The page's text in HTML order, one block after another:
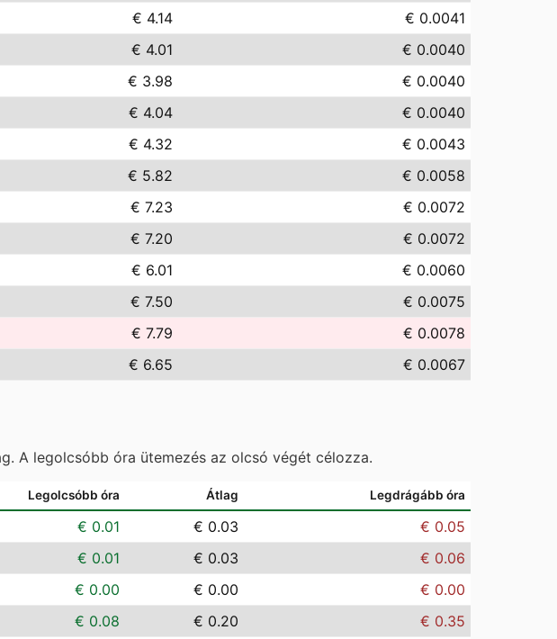
€ 4.14
€ 0.0041
€ 4.01
€ 0.0040
€ 3.98
€ 0.0040
€ 4.04
€ 0.0040
€ 4.32
€ 0.0043
€ 5.82
€ 0.0058
€ 7.23
€ 0.0072
€ 7.20
€ 0.0072
€ 6.01
€ 0.0060
€ 7.50
€ 0.0075
€ 7.79
€ 0.0078
€ 6.65 € 0.0067
A legolcsóbb óra ütemezés az olcsó végét célozza.
Legolcsóbb óra Átlag Legdrágább óra
€ 0.01 € 0.03
€ 0.05
€ 0.01 € 0.03
€ 0.06
€ 0.00 € 0.00
€ 0.00
€ 0.08 € 0.20
€ 0.35